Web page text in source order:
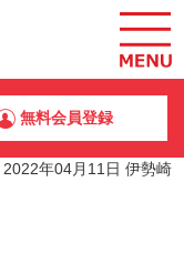
無料会員登録
2022年04月11日 伊勢崎